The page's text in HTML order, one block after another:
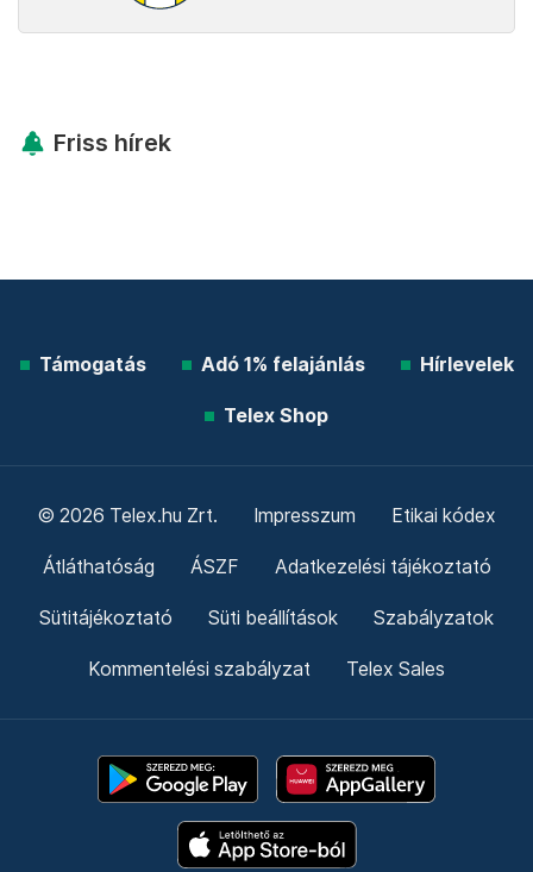
Friss hírek
Támogatás Adó 1% felajánlás Hírlevelek
Telex Shop
© 2026 Telex.hu Zrt. Impresszum Etikai kódex
Átláthatóság ÁSZF Adatkezelési tájékoztató
Sütitájékoztató Süti beállítások Szabályzatok
Kommentelési szabályzat Telex Sales